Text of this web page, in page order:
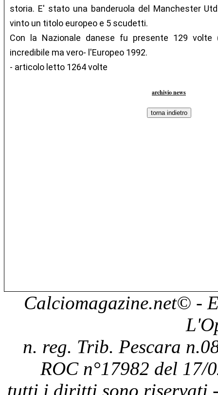
storia. E' stato una banderuola del Manchester
vinto un titolo europeo e 5 scudetti.
Con la Nazionale danese fu presente 129 volte
incredibile ma vero- l'Europeo 1992.
- articolo letto 1264 volte
archivio news
Calciomagazine.net© -
n. reg. Trib. Pescara
ROC n°17982 del 17/
tutti i diritti sono riservati